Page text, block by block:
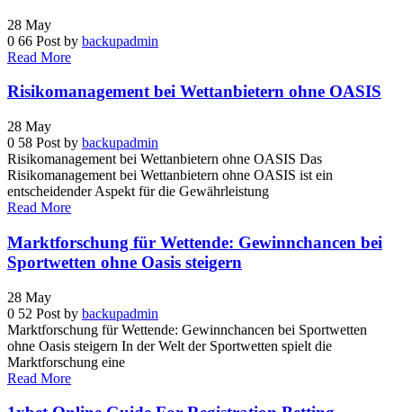
28 May
0 66 Post by backupadmin
Read More
Risikomanagement bei Wettanbietern ohne OASIS
28 May
0 58 Post by backupadmin
Risikomanagement bei Wettanbietern ohne OASIS Das
Risikomanagement bei Wettanbietern ohne OASIS ist ein
entscheidender Aspekt für die Gewährleistung
Read More
Marktforschung für Wettende: Gewinnchancen bei
Sportwetten ohne Oasis steigern
28 May
0 52 Post by backupadmin
Marktforschung für Wettende: Gewinnchancen bei Sportwetten
ohne Oasis steigern In der Welt der Sportwetten spielt die
Marktforschung eine
Read More